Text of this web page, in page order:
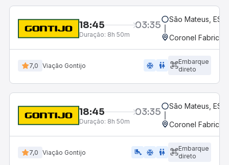
18:45 03:35
Duração: 8h 50m
São Mateus, ES
Coronel
7,0 Viação Gontijo ac_unit wc
Embarque
direto
18:45 03:35
Duração: 8h 50m
São Mateus, ES
Coronel
7,0 Viação Gontijo airline_seat_legroom_extra ac_unit wc
Embarque
direto